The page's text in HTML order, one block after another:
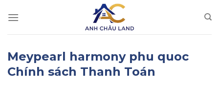
Meypearl harmony phu quoc
Chính sách Thanh Toán